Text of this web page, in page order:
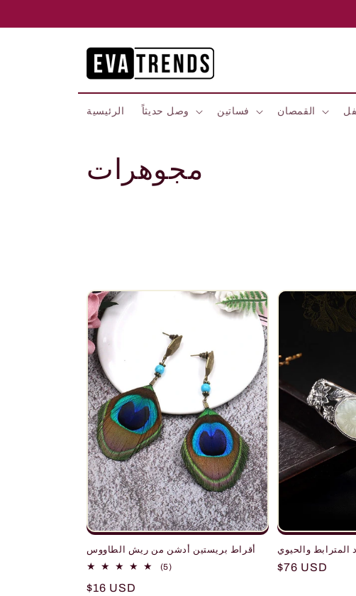
الرئيسية وصل حديثاً فساتين القمصان
C
l
e
c
t
i
o
n
:
مجوهرات
أقراط بريستين أدشن من ريش الطاووس
(5)5
Regular
$16 USD
المترابط والحيوي
Regular
$76 USD